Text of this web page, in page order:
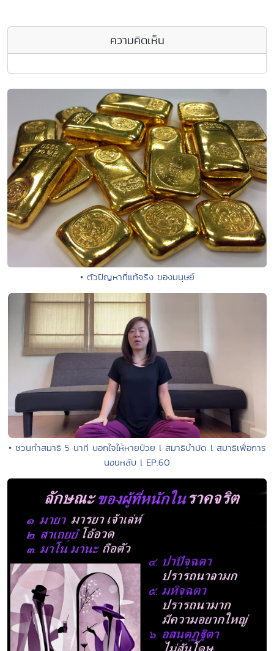
ความคิดเห็น
• ตัวปัญหาที่แท้จริง ของมนุษย์
• ชวนทำสมาธิ 5 นาที บอกใจให้หายป่วย l สมาธิบำบัด l สมาธิเพื่อการ
นอนหลับ l EP.60